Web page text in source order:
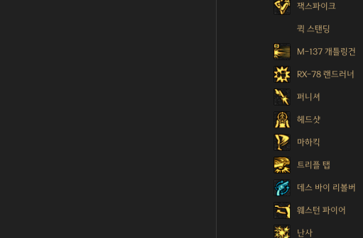
잭스파이크
퀵 스탠딩
M-137 개틀링건
RX-78 랜드러너
퍼니셔
헤드샷
마하킥
트리플 탭
데스 바이 리볼버
웨스턴 파이어
난사